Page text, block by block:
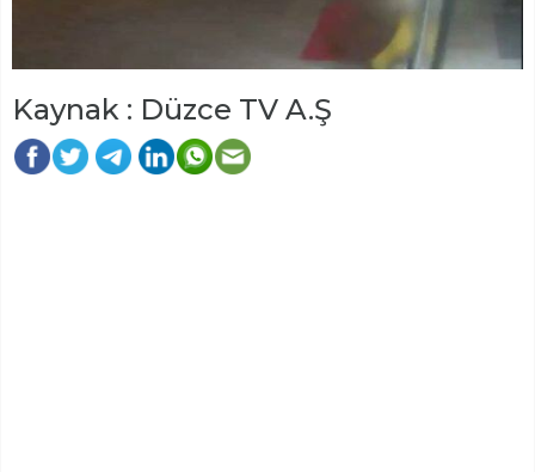
Kaynak : Düzce TV A.Ş